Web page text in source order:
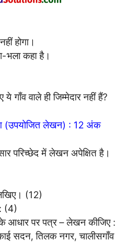
होगा।
भला कहा है।
गाँव वाले ही जिम्मेदार नहीं हैं?
(उपयोजित लेखन) : 12 अंक
परिच्छेद में लेखन अपेक्षित है।
(12)
(4)
के आधार पर पत्र – लेखन कीजिए :
सदन, तिलक नगर, चालीसगाँव